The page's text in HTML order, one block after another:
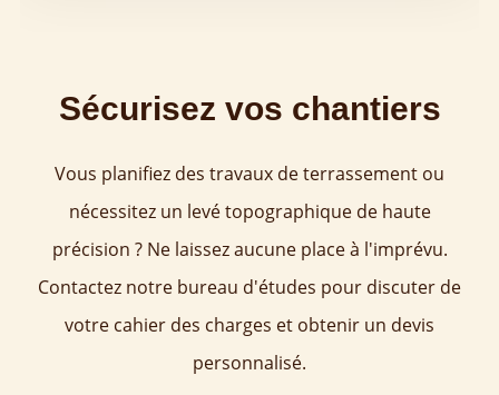
Sécurisez vos chantiers
Vous planifiez des travaux de terrassement ou
nécessitez un levé topographique de haute
précision ? Ne laissez aucune place à l'imprévu.
Contactez notre bureau d'études pour discuter de
votre cahier des charges et obtenir un devis
personnalisé.